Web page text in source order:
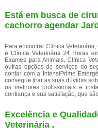
Está em busca de
cachorro agendar
Para encontrar Clínica
e Clínica Veterinária 24 Horas
Exames para Animais, Clínica
outras opções de serviços do
contar com a IntensiPrime
consegue tirar as suas dúvidas
os melhores profissionais e
confiança e sua satisfação, que
Excelência e
Veterinária .